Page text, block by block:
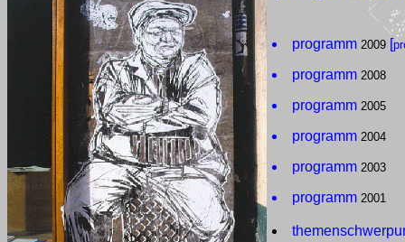
programm 2009 [
programm 2008
programm 2005
programm 2004
programm 2003
programm 2001